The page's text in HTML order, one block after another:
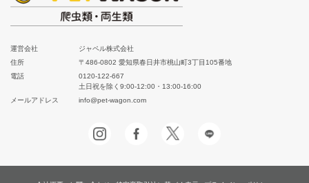
運営会社
ジャペル株式会社
住所
〒486-0802 愛知県春日井市桃山町3丁目105番地
電話
0120-122-667
土日祝を除く9:00-12:00・13:00-16:00
メールアドレス
info@pet-wagon.com